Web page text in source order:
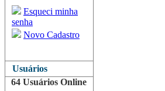
Esqueci minha
senha
Novo Cadastro
Usuários
64 Usuários Online